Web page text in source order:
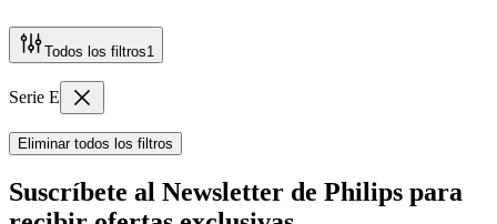
Todos los filtros1
Serie E
Eliminar todos los filtros
Suscríbete al Newsletter de Philips para